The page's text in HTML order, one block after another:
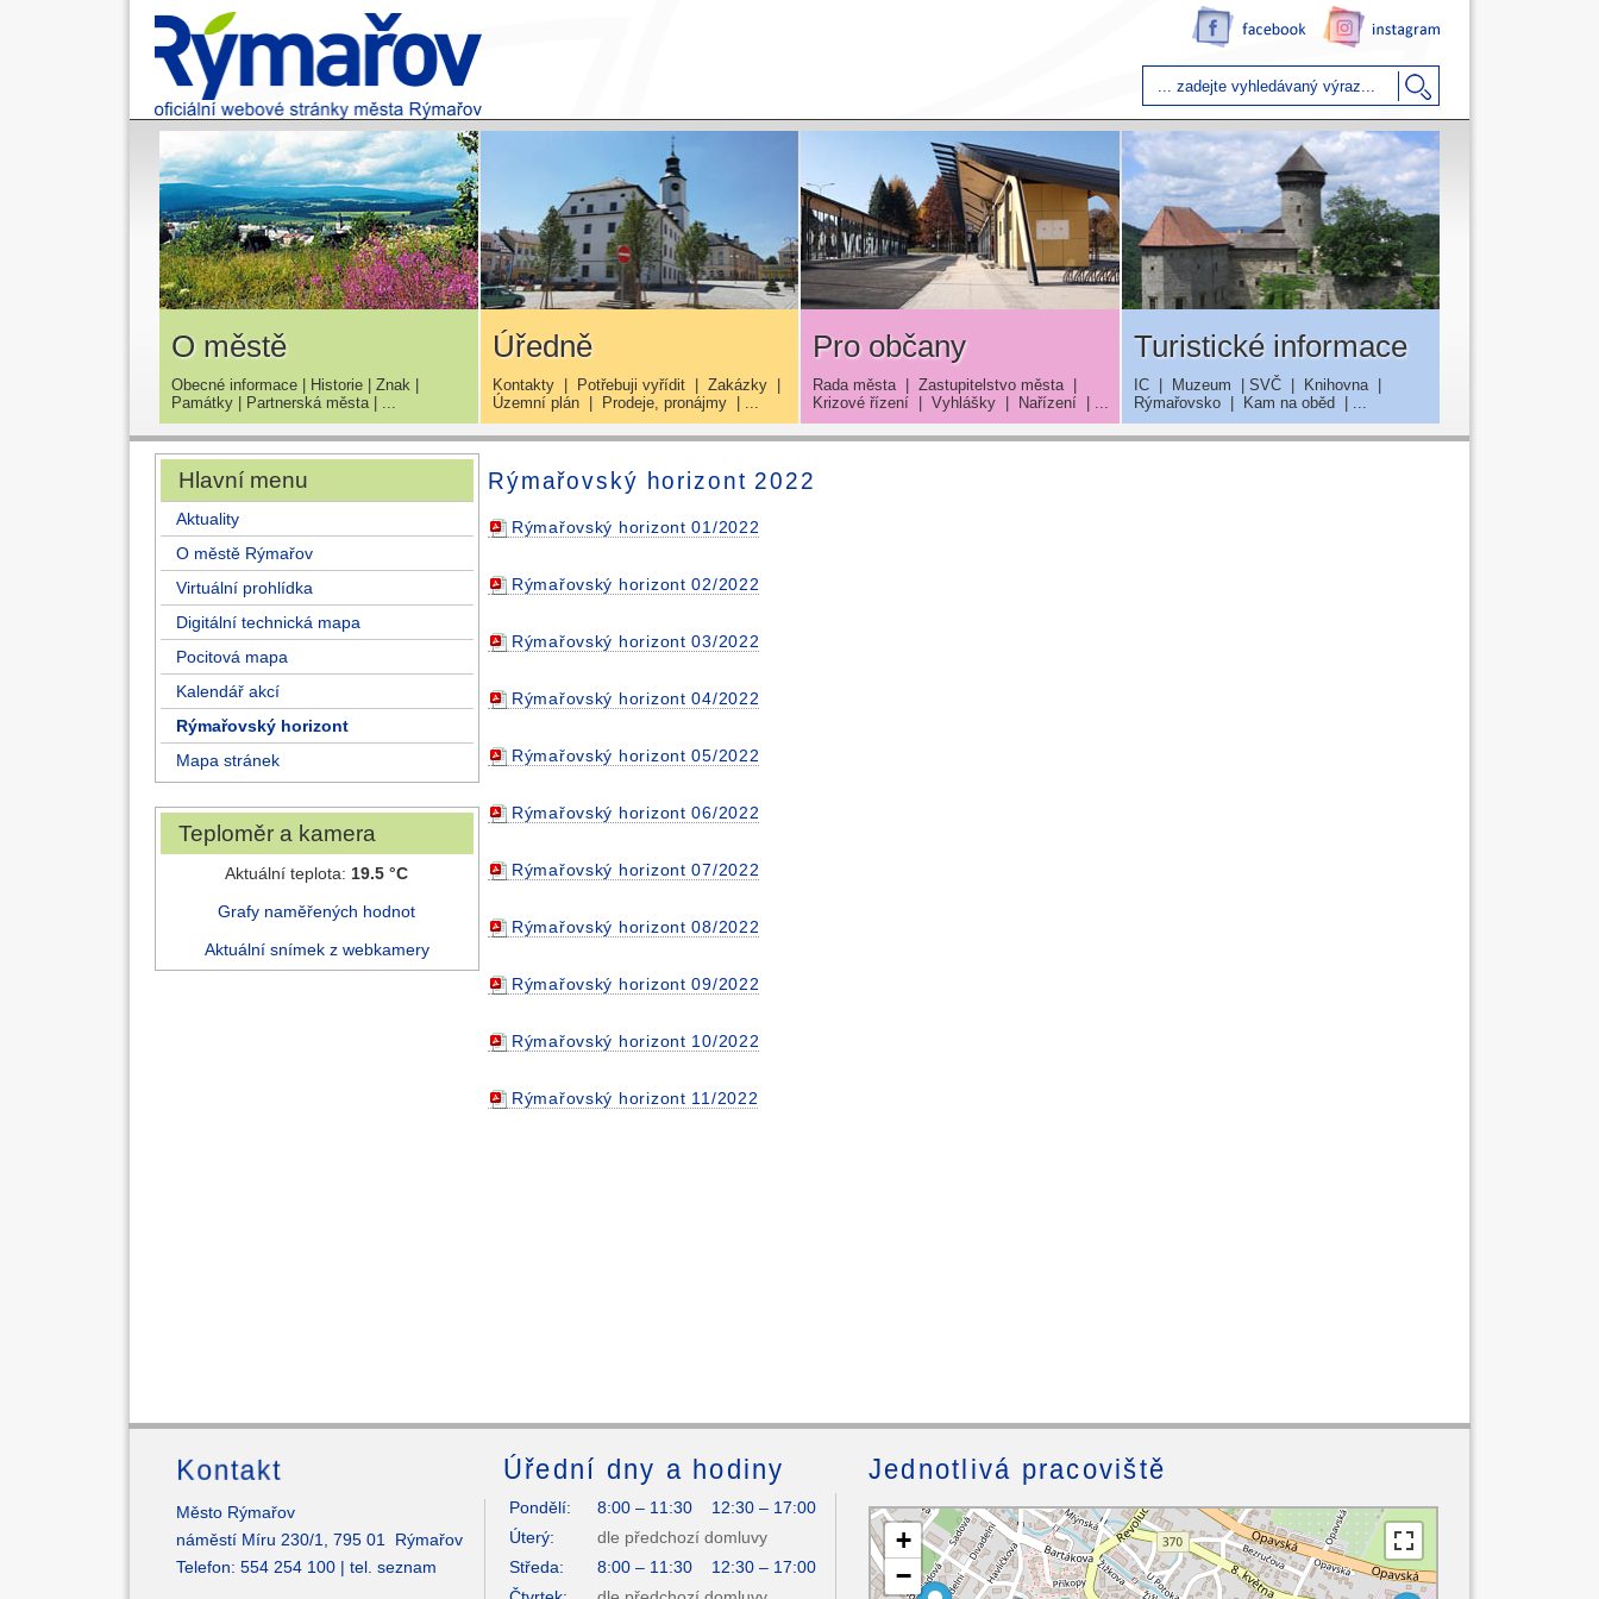
O městě
Obecné informace | Historie | Znak |
Památky | Partnerská města | ...
Úředně
Kontakty| Potřebuji vyřídit| Zakázky|
Územní plán| Prodeje, pronájmy| ...
Pro občany
Rada města | Zastupitelstvo města |
Krizové řízení | Vyhlášky | Nařízení | ...
Turistické informace
IC| Muzeum | SVČ| Knihovna|
Rýmařovsko| Kam na oběd| ...
Hlavní menu
Aktuality
O městě Rýmařov
Virtuální prohlídka
Digitální technická mapa
Pocitová mapa
Kalendář akcí
Rýmařovský horizont
Mapa stránek
Teploměr a kamera
Aktuální teplota: 19.5 °C
Grafy naměřených hodnot
Aktuální snímek z webkamery
Rýmařovský horizont 2022
Rýmařovský horizont 01/2022
Rýmařovský horizont 02/2022
Rýmařovský horizont 03/2022
Rýmařovský horizont 04/2022
Rýmařovský horizont 05/2022
Rýmařovský horizont 06/2022
Rýmařovský horizont 07/2022
Rýmařovský horizont 08/2022
Rýmařovský horizont 09/2022
Rýmařovský horizont 10/2022
Rýmařovský horizont 11/2022
Kontakt
Město Rýmařov
náměstí Míru 230/1, 795 01 Rýmařov
Telefon: 554 254 100 | tel. seznam
Úřední dny a hodiny
Pondělí:
8:00 – 11:30 12:30 – 17:00
Úterý:
dle předchozí domluvy
Středa:
8:00 – 11:30 12:30 – 17:00
Jednotlivá pracoviště
+
−